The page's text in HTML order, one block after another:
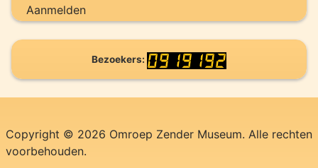
Aanmelden
Bezoekers:
Copyright © 2026 Omroep Zender Museum. Alle rechten
voorbehouden.